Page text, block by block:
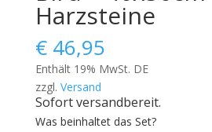
Harzsteine
€46,95
Enthält 19% MwSt. DE
zzgl. Versand
Sofort versandbereit.
Was beinhaltet das Set?